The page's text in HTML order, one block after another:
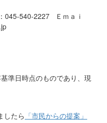
045-540-2227 Ｅｍａｉ
準日時点のものであり、現
したら 「市民からの提案」